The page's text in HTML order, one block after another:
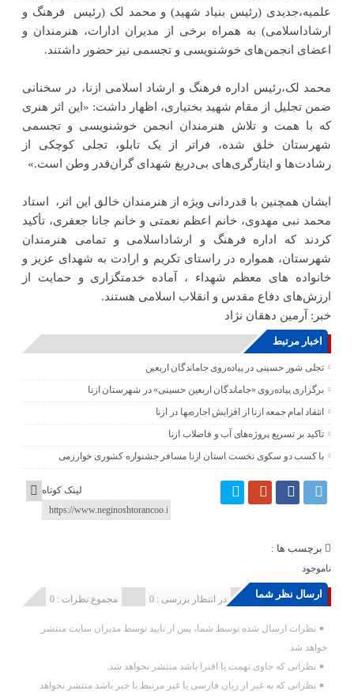
علمیه،جدیدی (رئیس بنیاد شهید) و محمد لک (رئیس فرهنگ و
ارشاداسلامی) به همراه برخی از مدیران ادارات، هنرمندان و
اعضای انجمن‌های خوشنویسی و تجسمی نیز حضور داشتند.
محمد لک،رئیس اداره فرهنگ و ارشاد اسلامی ازنا، در سخنانی
ضمن تجلیل از مقام شهید بختیاری، اظهار داشت: «این اثر هنری
که با همت و تلاش هنرمندان انجمن خوشنویسی و تجسمی
شهرستان خلق شده، فراتر از یک تابلو، تجلی کوچکی از
رشادت‌ها و ایثارگری‌های بی‌دریغ شهدای گران‌قدر وطن است.»
ایشان همچنین با قدردانی ویژه از هنرمندان خالق این اثر، استاد
محمد نبی مهدوی، خانم اعظم نعمتی و خانم جانا جعفری، تأکید
کردند که اداره فرهنگ و ارشاداسلامی و تمامی هنرمندان
شهرستان، همواره در راستای تکریم و ارادت به شهدای عزیز و
خانواده های معظم شهداء ، آماده خدمتگزاری و حمایت از
ارزش‌های دفاع مقدس و انقلاب اسلامی هستند.
خبر: آرمین دهقان نژاد
اخبار مرتبط
تجلی شور حسینی در پیاده‌روی جاماندگان اربعین
برگزاری پیاده‌روی «جاماندگان اربعین حسینی» در شهرستان ازنا
انتقاد امام جمعه ازنا از افزایش اجاره‌بها در ازنا
تاکید بر تسریع پروژه‌های آب و فاضلاب ازنا
با کسب دو سکوی نخست استان ازنا مسافر جشنواره کشوری خوارزمی
لینک کوتاه
برچسب ها :
ناموجود
ارسال نظر شما مجموع نظرات : 0 در انتظار بررسی : 0 انتشار یافته : 0
نظرات ارسال شده توسط شما، پس از تایید توسط مدیران سایت منتشر
خواهد شد.
نظراتی که حاوی تهمت یا افترا باشد منتشر نخواهد شد.
نظراتی که به غیر از زبان فارسی یا غیر مرتبط با خبر باشد منتشر نخواهد